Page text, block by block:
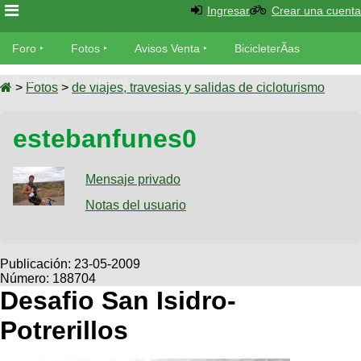
Foro
Foro
MecÃ¡nica
Fotos
SUBÃ
Galeria
Bicicletas
Viajes
Descenso
Dirt
Avisos
Ventas
SUBÃ
Buscar
Ultimos
Fotos
BicicleterÃ­
Bicicletas
Tandem
Videos
Cicloturismo
Ingresar Crear una cuenta
Foro Fotos Avisos Venta BicicleterÃ­as
Bicicletas Videos
> Fotos > de viajes, travesias y salidas de cicloturismo
estebanfunes0
Mensaje privado
Notas del usuario
Publicación: 23-05-2009
Número: 188704
Desafio San Isidro-
Potrerillos